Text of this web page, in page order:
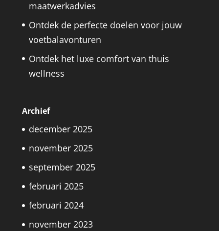
maatwerkadvies
Ontdek de perfecte doelen voor jouw
voetbalavonturen
Ontdek het luxe comfort van thuis
wellness
Archief
december 2025
november 2025
september 2025
februari 2025
februari 2024
november 2023